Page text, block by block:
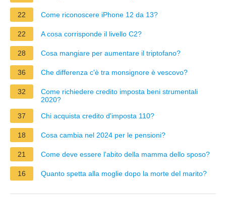
22 Come riconoscere iPhone 12 da 13?
22 A cosa corrisponde il livello C2?
28 Cosa mangiare per aumentare il triptofano?
36 Che differenza c'è tra monsignore è vescovo?
32
Come richiedere credito imposta beni strumentali
2020?
37
Chi acquista credito d'imposta 110?
18 Cosa cambia nel 2024 per le pensioni?
21 Come deve essere l'abito della mamma dello sposo?
16 Quanto spetta alla moglie dopo la morte del marito?